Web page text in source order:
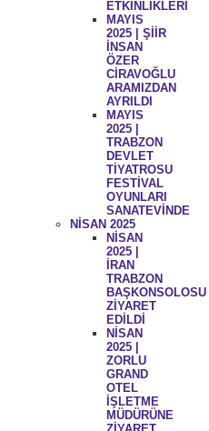
ETKİNLİKLERİ
MAYIS
2025 | ŞİİR
İNSAN
ÖZER
CİRAVOĞLU
ARAMIZDAN
AYRILDI
MAYIS
2025 |
TRABZON
DEVLET
TİYATROSU
FESTİVAL
OYUNLARI
SANATEVİNDE
NİSAN 2025
NİSAN
2025 |
İRAN
TRABZON
BAŞKONSOLOSU
ZİYARET
EDİLDİ
NİSAN
2025 |
ZORLU
GRAND
OTEL
İŞLETME
MÜDÜRÜNE